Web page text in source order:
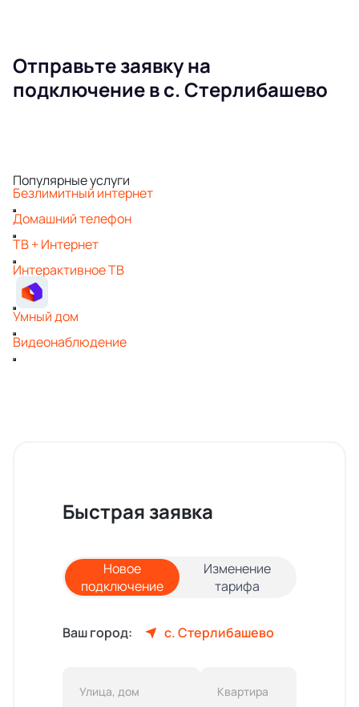
Отправьте заявку на
подключение в с. Стерлибашево
Популярные услуги
Безлимитный интернет
Домашний телефон
ТВ + Интернет
Интерактивное ТВ
Умный дом
Видеонаблюдение
Быстрая заявка
Новое
подключение
Изменение
тарифа
Ваш город: с. Стерлибашево